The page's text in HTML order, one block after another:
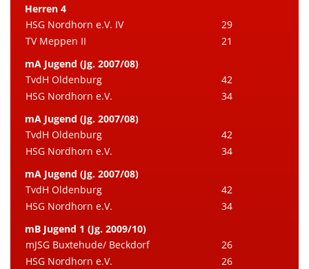
Herren 4
HSG Nordhorn e.V. IV
29
TV Meppen II
21
mA Jugend (Jg. 2007/08)
TvdH Oldenburg
42
HSG Nordhorn e.V.
34
mA Jugend (Jg. 2007/08)
TvdH Oldenburg
42
HSG Nordhorn e.V.
34
mA Jugend (Jg. 2007/08)
TvdH Oldenburg
42
HSG Nordhorn e.V.
34
mB Jugend 1 (Jg. 2009/10)
mJSG Buxtehude/ Beckdorf
26
HSG Nordhorn e.V.
26